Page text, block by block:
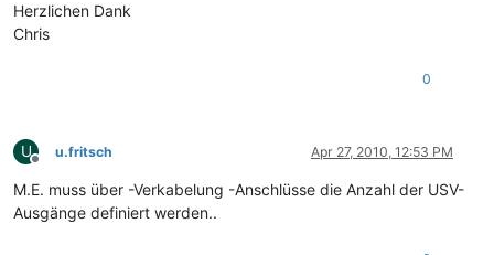
Herzlichen Dank
Chris
0
U
Offline
u.fritsch Apr 27, 2010, 12:53 PM
M.E. muss über -Verkabelung -Anschlüsse die Anzahl der USV-
Ausgänge definiert werden..